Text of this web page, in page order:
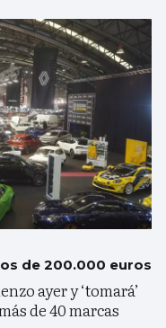
de 200.000 euros
ayer y ‘tomará’
de 40 marcas